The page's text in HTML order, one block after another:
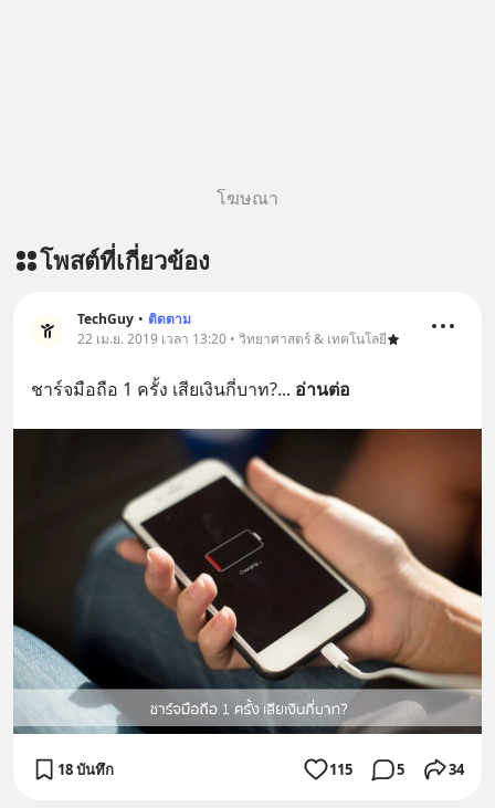
โฆษณา
โพสต์ที่เกี่ยวข้อง
TechGuy • ติดตาม
22 เม.ย. 2019 เวลา 13:20 • วิทยาศาสตร์ & เทคโนโลยี
ชาร์จมือถือ 1 ครั้ง เสียเงินกี่บาท?... อ่านต่อ
18 บันทึก 115 5 34